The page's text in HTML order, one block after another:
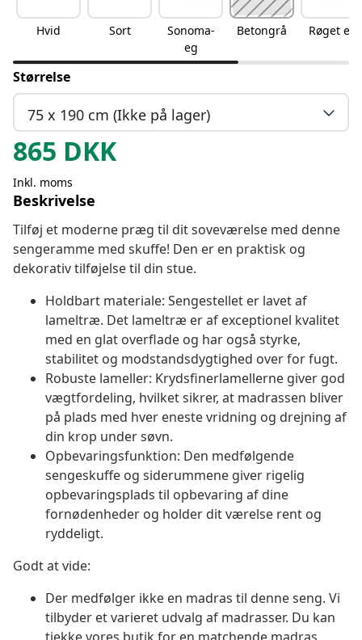
Hvid Sort
Sonoma-
eg
Betongrå Røget eg
Størrelse
75 x 190 cm (Ikke på lager)
865 DKK
Inkl. moms
Beskrivelse
Tilføj et moderne præg til dit soveværelse med denne
sengeramme med skuffe! Den er en praktisk og
dekorativ tilføjelse til din stue.
Holdbart materiale: Sengestellet er lavet af
lameltræ. Det lameltræ er af exceptionel kvalitet
med en glat overflade og har også styrke,
stabilitet og modstandsdygtighed over for fugt.
Robuste lameller: Krydsfinerlamellerne giver god
vægtfordeling, hvilket sikrer, at madrassen bliver
på plads med hver eneste vridning og drejning af
din krop under søvn.
Opbevaringsfunktion: Den medfølgende
sengeskuffe og siderummene giver rigelig
opbevaringsplads til opbevaring af dine
fornødenheder og holder dit værelse rent og
ryddeligt.
Godt at vide:
Der medfølger ikke en madras til denne seng. Vi
tilbyder et varieret udvalg af madrasser. Du kan